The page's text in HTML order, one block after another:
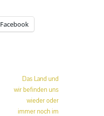
Facebook
Das Land und
wir befinden uns
wieder oder
immer noch im